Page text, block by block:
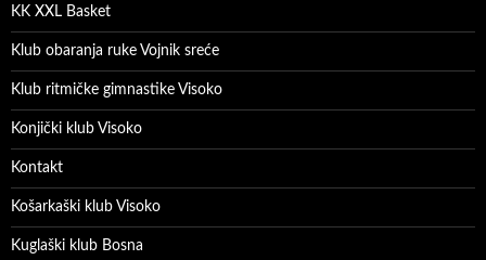
KK XXL Basket
Klub obaranja ruke Vojnik sreće
Klub ritmičke gimnastike Visoko
Konjički klub Visoko
Kontakt
Košarkaški klub Visoko
Kuglaški klub Bosna